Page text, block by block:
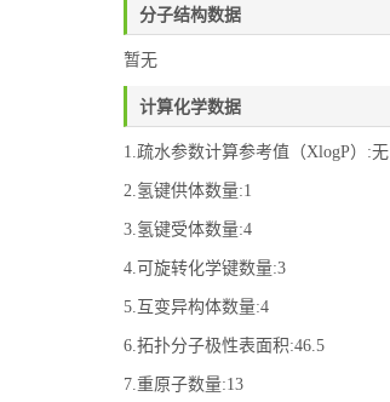
分子结构数据
暂无
计算化学数据
1.疏水参数计算参考值（XlogP）:无
2.氢键供体数量:1
3.氢键受体数量:4
4.可旋转化学键数量:3
5.互变异构体数量:4
6.拓扑分子极性表面积:46.5
7.重原子数量:13